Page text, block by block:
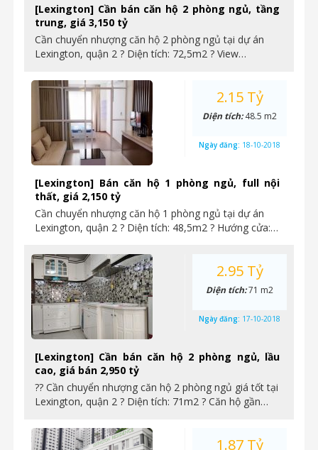
[Lexington] Cần bán căn hộ 2 phòng ngủ, tầng
trung, giá 3,150 tỷ
Cần chuyển nhượng căn hộ 2 phòng ngủ tại dự án
Lexington, quận 2 ? Diện tích: 72,5m2 ? View…
[Lexington] Bán căn hộ 1 phòng ngủ, full nội
thất, giá 2,150 tỷ
Cần chuyển nhượng căn hộ 1 phòng ngủ tại dự án
Lexington, quận 2 ? Diện tích: 48,5m2 ? Hướng cửa:…
2.15 Tỷ
Diện tích:48.5 m2
Ngày đăng: 18-10-2018
[Lexington] Cần bán căn hộ 2 phòng ngủ, lầu
cao, giá bán 2,950 tỷ
?? Cần chuyển nhượng căn hộ 2 phòng ngủ giá tốt tại
Lexington, quận 2 ? Diện tích: 71m2 ? Căn hộ gần…
2.95 Tỷ
Diện tích:71 m2
Ngày đăng: 17-10-2018
1.87 Tỷ